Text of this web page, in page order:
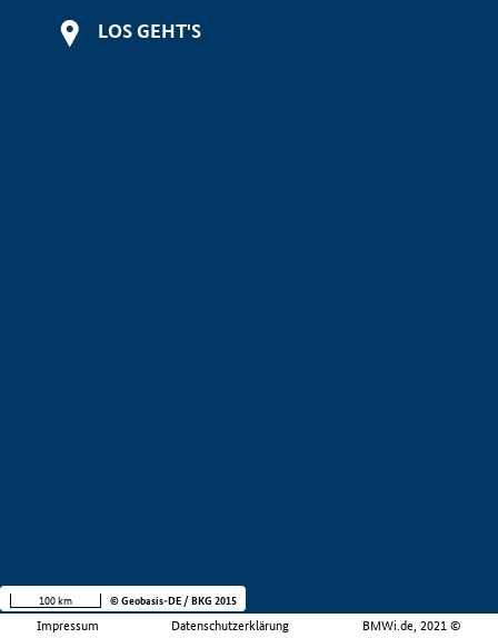
LOS GEHT'S
Impressum Datenschutzerklärung BMWi.de, 2021 ©
100 km © Geobasis-DE / BKG 2015